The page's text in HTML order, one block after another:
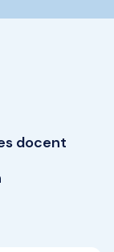
docent